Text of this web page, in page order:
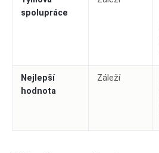
spolupráce
Nejlepší
hodnota
Záleží